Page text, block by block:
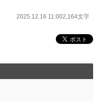
2025.12.16 11:002,164文字